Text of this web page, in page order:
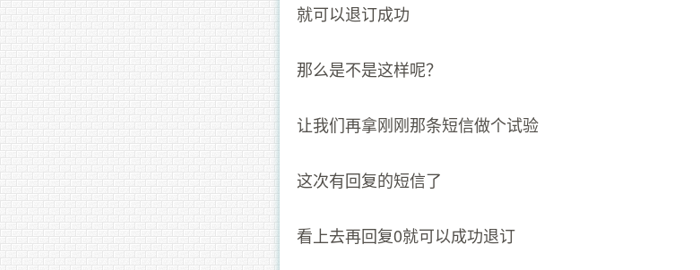
就可以退订成功
那么是不是这样呢？
让我们再拿刚刚那条短信做个试验
这次有回复的短信了
看上去再回复0就可以成功退订